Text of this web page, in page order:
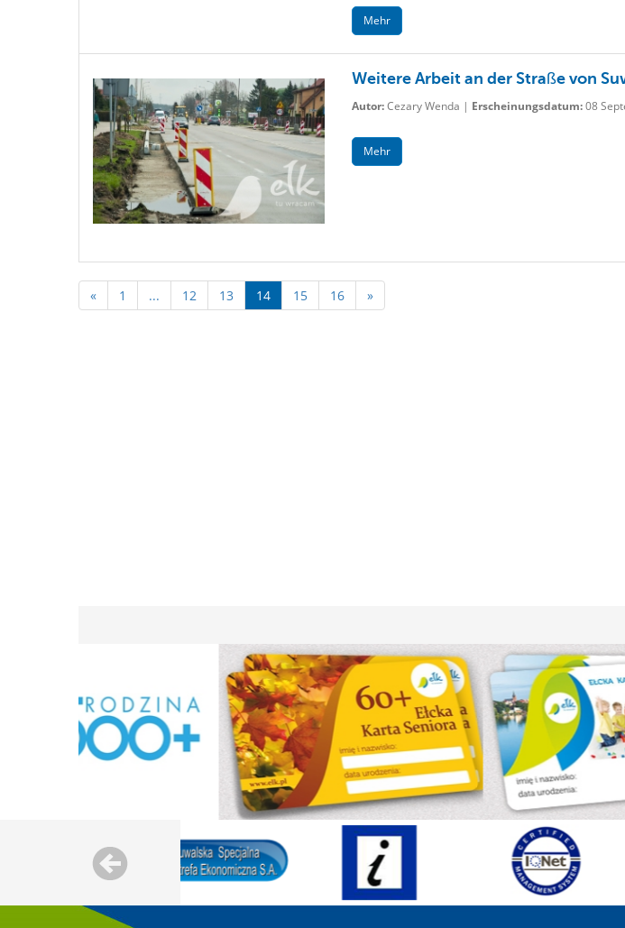
Mehr
Weitere Arbeit an der Straße von
Autor:Cezary Wenda | Erscheinungsdatum:08
Mehr
« 1 ... 12 13 14 15 16 »